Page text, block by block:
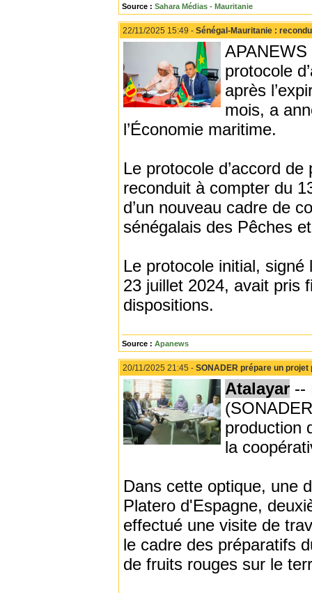
Source : Sahara Médias - Mauritanie
22/11/2025 15:49 - Sénégal-Mauritanie :
protocole
après
mois, a
l’Économie maritime.
Le protocole d’accord
reconduit à compter du
d’un nouveau cadre de
sénégalais des Pêches
Le protocole initial,
23 juillet 2024, avait pris
dispositions.
Source : Apanews
20/11/2025 21:45 - SONADER prépare un
Atalayar --
production
la
Dans cette optique, une
Platero d'Espagne,
effectué une visite de
le cadre des préparatifs
de fruits rouges sur le